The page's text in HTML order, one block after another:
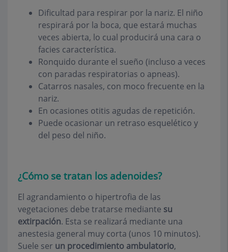
Dificultad para respirar por la nariz. El niño
respirará por la boca, que estará muchas
veces abierta, lo cual producirá una cara o
facies característica.
Ronquido durante el sueño (incluso a veces
con paradas respiratorias o apneas).
Catarros nasales, con moco frecuente en la
nariz.
En ocasiones otitis agudas de repetición.
Puede ocasionar un retraso esquelético y
del peso del niño.
¿Cómo se tratan los adenoides?
El agrandamiento o hipertrofia de las
vegetaciones debe tratarse mediante su
extirpación. Esta se realizará mediante una
anestesia general muy corta (unos 10 minutos).
Suele ser un procedimiento ambulatorio,